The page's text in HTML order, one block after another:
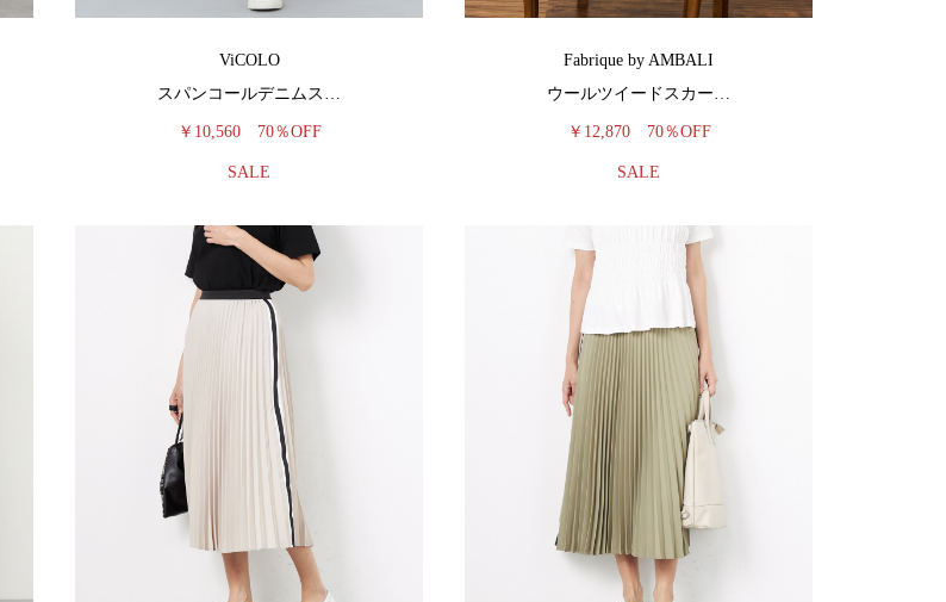
ViCOLO
スパンコールデニムス…
￥10,560 70％OFF
SALE
Fabrique by AMBALI
ウールツイードスカー…
￥12,870 70％OFF
SALE